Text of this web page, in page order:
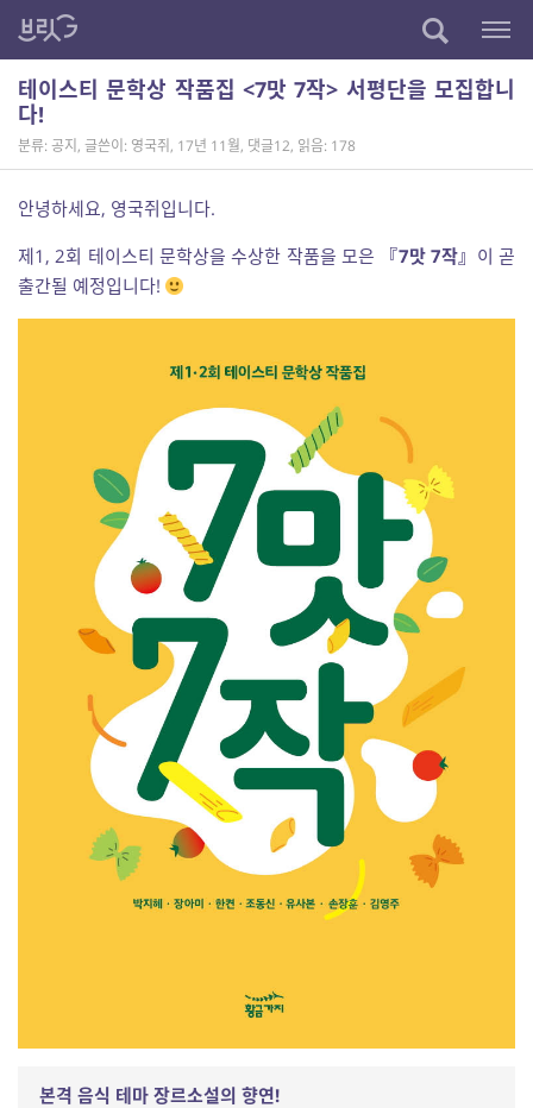
테이스티 문학상 작품집 <7맛 7작> 서평단을 모집합니
다!
분류: 공지 , 글쓴이: 영국쥐 , 17년 11월, 댓글12, 읽음: 178
안녕하세요, 영국쥐입니다.
제1, 2회 테이스티 문학상을 수상한 작품을 모은
『7맛 7작』 이 곧
출간될 예정입니다!
본격 음식 테마 장르소설의 향연!